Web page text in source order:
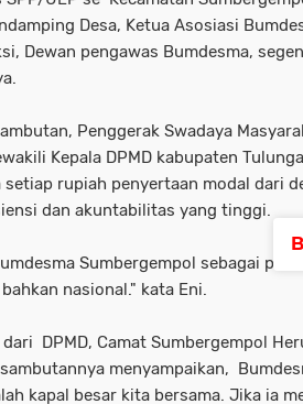
Desa, Ketua Asosiasi
Dewan pengawas Bumdesma,
Penggerak Swadaya
Kepala DPMD kabupaten
setiap rupiah penyertaan modal dari
dan akuntabilitas yang tinggi.
Sumbergempol sebagai
nasional." kata Eni.
dari DPMD, Camat Sumbergempol
sambutannya menyampaikan,
kapal besar kita bersama. Jika ia